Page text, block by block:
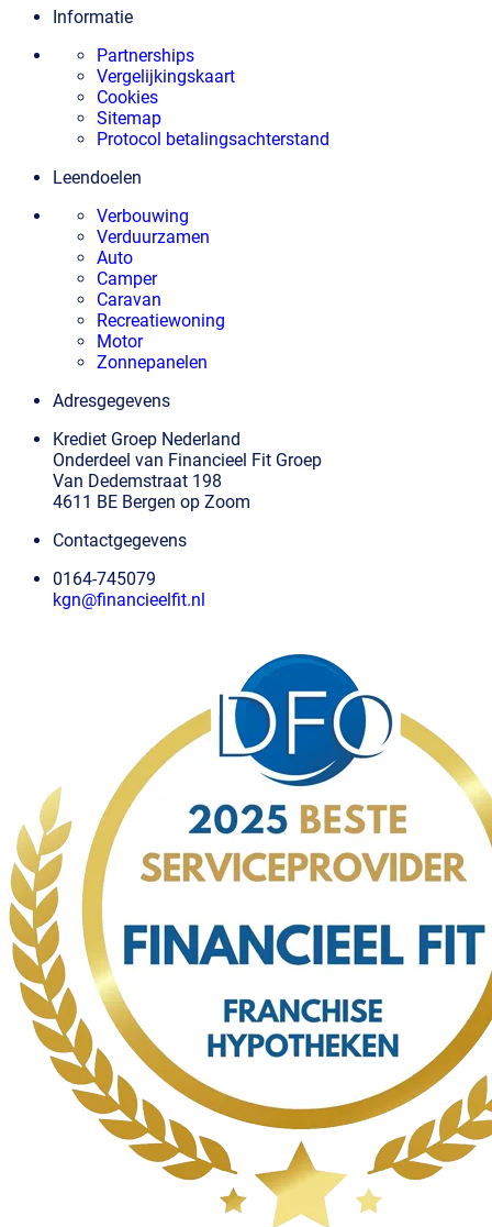
Informatie
Partnerships
Vergelijkingskaart
Cookies
Sitemap
Protocol betalingsachterstand
Leendoelen
Verbouwing
Verduurzamen
Auto
Camper
Caravan
Recreatiewoning
Motor
Zonnepanelen
Adresgegevens
Krediet Groep Nederland
Onderdeel van Financieel Fit Groep
Van Dedemstraat 198
4611 BE Bergen op Zoom
Contactgegevens
0164-745079
kgn@financieelfit.nl